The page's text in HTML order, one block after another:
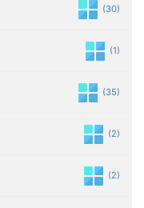
(30)
(1)
(35)
(2)
(2)